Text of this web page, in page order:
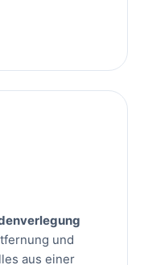
und
aus einer